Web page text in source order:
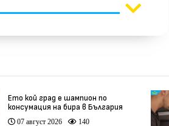
Ето кой град е шампион по
консумация на бира в България
07 август 2026 140